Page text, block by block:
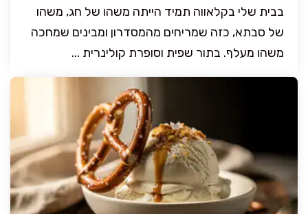
בבית שלי בקלאווה תמיד הייתה משהו של חג, משהו
של סבתא, כזה שמריחים מהמסדרון ומבינים שמחכה
משהו מעלף. בתור שפית וסופרת קולינרית ...